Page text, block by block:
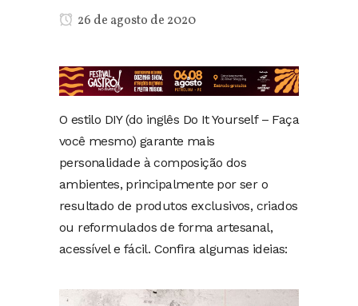
26 de agosto de 2020
O estilo DIY (do inglês Do It Yourself – Faça
você mesmo) garante mais
personalidade à composição dos
ambientes, principalmente por ser o
resultado de produtos exclusivos, criados
ou reformulados de forma artesanal,
acessível e fácil. Confira algumas ideias: